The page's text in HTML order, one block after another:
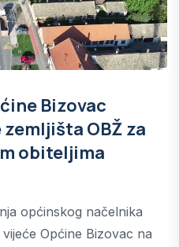
Bizovac
OBŽ za
obiteljima
općinskog načelnika
Općine Bizovac na